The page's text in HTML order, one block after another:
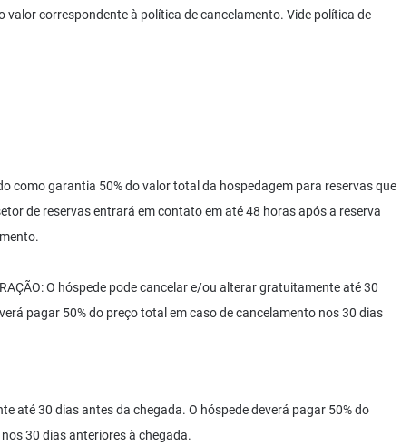
valor correspondente à política de cancelamento. Vide política de
como garantia 50% do valor total da hospedagem para reservas que
de reservas entrará em contato em até 48 horas após a reserva
O hóspede pode cancelar e/ou alterar gratuitamente até 30
pagar 50% do preço total em caso de cancelamento nos 30 dias
até 30 dias antes da chegada. O hóspede deverá pagar 50% do
30 dias anteriores à chegada.